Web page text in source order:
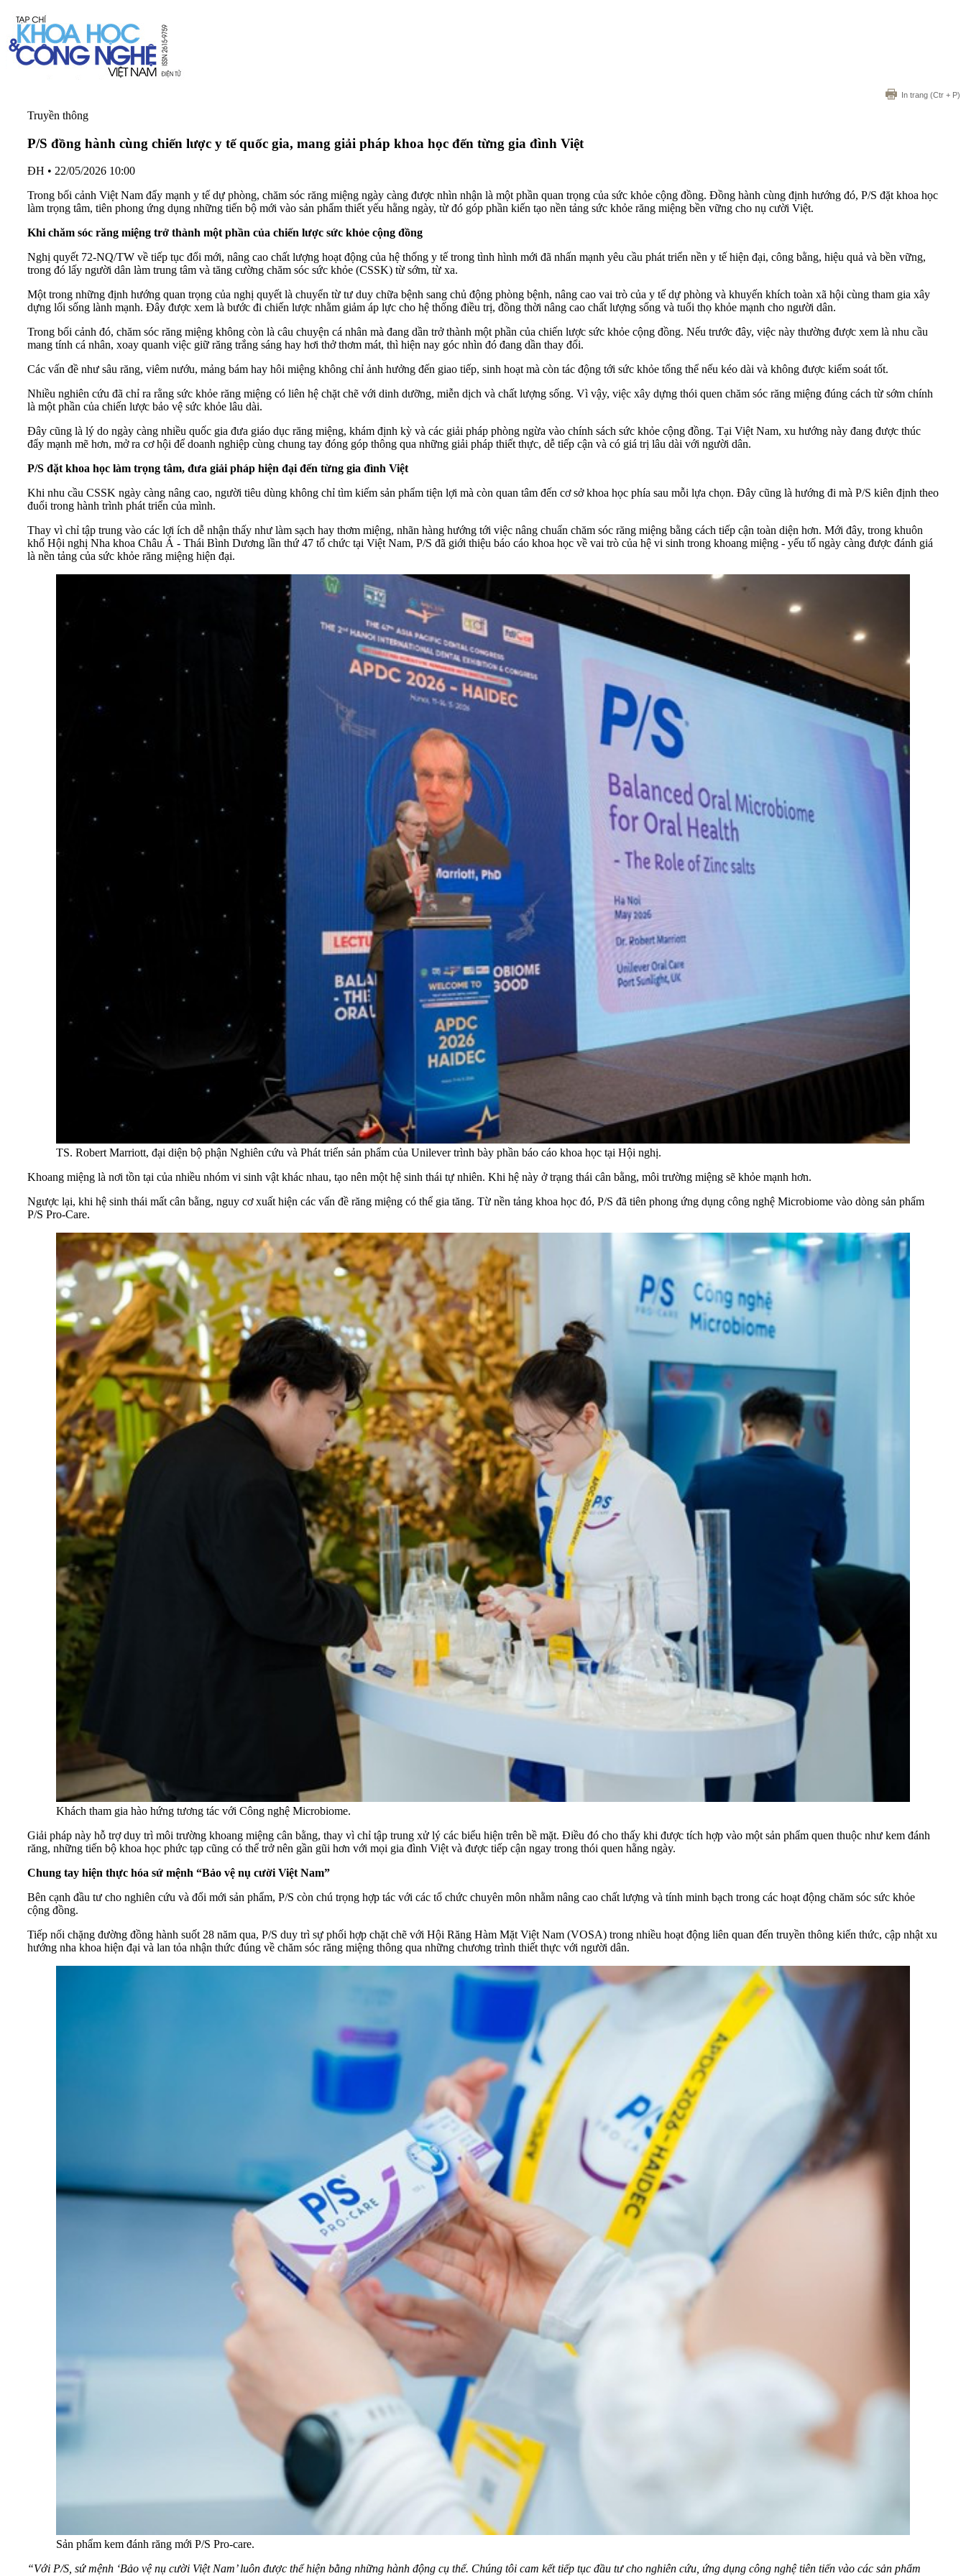
In trang (Ctr + P)
Truyền thông
P/S đồng hành cùng chiến lược y tế quốc gia, mang giải pháp khoa học đến từng gia đình Việt
ĐH • 22/05/2026 10:00
Trong bối cảnh Việt Nam đẩy mạnh y tế dự phòng, chăm sóc răng miệng ngày càng được nhìn nhận là một phần quan trọng của sức khỏe cộng đồng. Đồng hành cùng định hướng đó, P/S đặt khoa học
làm trọng tâm, tiên phong ứng dụng những tiến bộ mới vào sản phẩm thiết yếu hằng ngày, từ đó góp phần kiến tạo nền tảng sức khỏe răng miệng bền vững cho nụ cười Việt.
Khi chăm sóc răng miệng trở thành một phần của chiến lược sức khỏe cộng đồng
Nghị quyết 72-NQ/TW về tiếp tục đổi mới, nâng cao chất lượng hoạt động của hệ thống y tế trong tình hình mới đã nhấn mạnh yêu cầu phát triển nền y tế hiện đại, công bằng, hiệu quả và bền vững,
trong đó lấy người dân làm trung tâm và tăng cường chăm sóc sức khỏe (CSSK) từ sớm, từ xa.
Một trong những định hướng quan trọng của nghị quyết là chuyển từ tư duy chữa bệnh sang chủ động phòng bệnh, nâng cao vai trò của y tế dự phòng và khuyến khích toàn xã hội cùng tham gia xây
dựng lối sống lành mạnh. Đây được xem là bước đi chiến lược nhằm giảm áp lực cho hệ thống điều trị, đồng thời nâng cao chất lượng sống và tuổi thọ khỏe mạnh cho người dân.
Trong bối cảnh đó, chăm sóc răng miệng không còn là câu chuyện cá nhân mà đang dần trở thành một phần của chiến lược sức khỏe cộng đồng. Nếu trước đây, việc này thường được xem là nhu cầu
mang tính cá nhân, xoay quanh việc giữ răng trắng sáng hay hơi thở thơm mát, thì hiện nay góc nhìn đó đang dần thay đổi.
Các vấn đề như sâu răng, viêm nướu, mảng bám hay hôi miệng không chỉ ảnh hưởng đến giao tiếp, sinh hoạt mà còn tác động tới sức khỏe tổng thể nếu kéo dài và không được kiểm soát tốt.
Nhiều nghiên cứu đã chỉ ra rằng sức khỏe răng miệng có liên hệ chặt chẽ với dinh dưỡng, miễn dịch và chất lượng sống. Vì vậy, việc xây dựng thói quen chăm sóc răng miệng đúng cách từ sớm chính
là một phần của chiến lược bảo vệ sức khỏe lâu dài.
Đây cũng là lý do ngày càng nhiều quốc gia đưa giáo dục răng miệng, khám định kỳ và các giải pháp phòng ngừa vào chính sách sức khỏe cộng đồng. Tại Việt Nam, xu hướng này đang được thúc
đẩy mạnh mẽ hơn, mở ra cơ hội để doanh nghiệp cùng chung tay đóng góp thông qua những giải pháp thiết thực, dễ tiếp cận và có giá trị lâu dài với người dân.
P/S đặt khoa học làm trọng tâm, đưa giải pháp hiện đại đến từng gia đình Việt
Khi nhu cầu CSSK ngày càng nâng cao, người tiêu dùng không chỉ tìm kiếm sản phẩm tiện lợi mà còn quan tâm đến cơ sở khoa học phía sau mỗi lựa chọn. Đây cũng là hướng đi mà P/S kiên định theo
đuổi trong hành trình phát triển của mình.
Thay vì chỉ tập trung vào các lợi ích dễ nhận thấy như làm sạch hay thơm miệng, nhãn hàng hướng tới việc nâng chuẩn chăm sóc răng miệng bằng cách tiếp cận toàn diện hơn. Mới đây, trong khuôn
khổ Hội nghị Nha khoa Châu Á - Thái Bình Dương lần thứ 47 tổ chức tại Việt Nam, P/S đã giới thiệu báo cáo khoa học về vai trò của hệ vi sinh trong khoang miệng - yếu tố ngày càng được đánh giá
là nền tảng của sức khỏe răng miệng hiện đại.
TS. Robert Marriott, đại diện bộ phận Nghiên cứu và Phát triển sản phẩm của Unilever trình bày phần báo cáo khoa học tại Hội nghị.
Khoang miệng là nơi tồn tại của nhiều nhóm vi sinh vật khác nhau, tạo nên một hệ sinh thái tự nhiên. Khi hệ này ở trạng thái cân bằng, môi trường miệng sẽ khỏe mạnh hơn.
Ngược lại, khi hệ sinh thái mất cân bằng, nguy cơ xuất hiện các vấn đề răng miệng có thể gia tăng. Từ nền tảng khoa học đó, P/S đã tiên phong ứng dụng công nghệ Microbiome vào dòng sản phẩm
P/S Pro-Care.
Khách tham gia hào hứng tương tác với Công nghệ Microbiome.
Giải pháp này hỗ trợ duy trì môi trường khoang miệng cân bằng, thay vì chỉ tập trung xử lý các biểu hiện trên bề mặt. Điều đó cho thấy khi được tích hợp vào một sản phẩm quen thuộc như kem đánh
răng, những tiến bộ khoa học phức tạp cũng có thể trở nên gần gũi hơn với mọi gia đình Việt và được tiếp cận ngay trong thói quen hằng ngày.
Chung tay hiện thực hóa sứ mệnh “Bảo vệ nụ cười Việt Nam”
Bên cạnh đầu tư cho nghiên cứu và đổi mới sản phẩm, P/S còn chú trọng hợp tác với các tổ chức chuyên môn nhằm nâng cao chất lượng và tính minh bạch trong các hoạt động chăm sóc sức khỏe
cộng đồng.
Tiếp nối chặng đường đồng hành suốt 28 năm qua, P/S duy trì sự phối hợp chặt chẽ với Hội Răng Hàm Mặt Việt Nam (VOSA) trong nhiều hoạt động liên quan đến truyền thông kiến thức, cập nhật xu
hướng nha khoa hiện đại và lan tỏa nhận thức đúng về chăm sóc răng miệng thông qua những chương trình thiết thực với người dân.
Sản phẩm kem đánh răng mới P/S Pro-care.
“Với P/S, sứ mệnh ‘Bảo vệ nụ cười Việt Nam’ luôn được thể hiện bằng những hành động cụ thể. Chúng tôi cam kết tiếp tục đầu tư cho nghiên cứu, ứng dụng công nghệ tiên tiến vào các sản phẩm